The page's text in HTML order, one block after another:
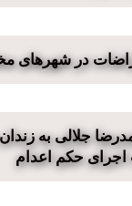
در شهرهای
جلالی به
حکم اعدام